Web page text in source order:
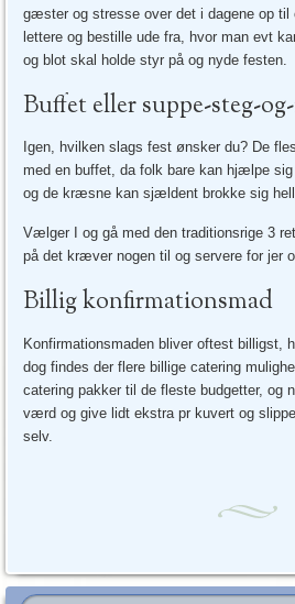
gæster og stresse over det i dagene op til
lettere og bestille ude fra, hvor man evt
og blot skal holde styr på og nyde festen.
Buffet eller suppe-steg-
Igen, hvilken slags fest ønsker du? De
med en buffet, da folk bare kan hjælpe
og de kræsne kan sjældent brokke sig
Vælger I og gå med den traditionsrige 3
på det kræver nogen til og servere for jer
Billig konfirmationsmad
Konfirmationsmaden bliver oftest billigst,
dog findes der flere billige catering
catering pakker til de fleste budgetter, og
værd og give lidt ekstra pr kuvert og
selv.